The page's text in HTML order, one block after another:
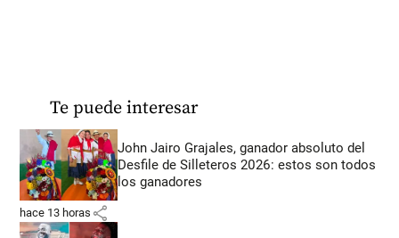
Te puede interesar
John Jairo Grajales, ganador absoluto del
Desfile de Silleteros 2026: estos son todos
los ganadores
hace 13 horas share